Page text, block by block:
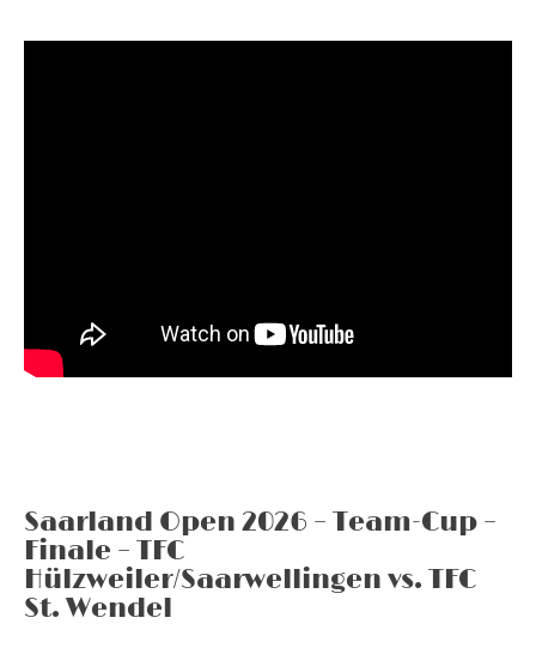
Saarland Open 2026 – Team-Cup –
Finale – TFC
Hülzweiler/Saarwellingen vs. TFC
St. Wendel